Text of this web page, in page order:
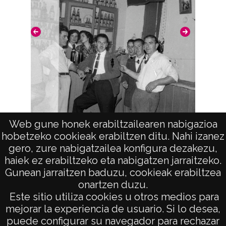
Web gune honek erabiltzailearen nabigazioa
hobetzeko cookieak erabiltzen ditu. Nahi izanez
gero, zure nabigatzailea konfigura dezakezu,
haiek ez erabiltzeko eta nabigatzen jarraitzeko.
Gunean jarraitzen baduzu, cookieak erabiltzea
onartzen duzu.
Este sitio utiliza cookies u otros medios para
mejorar la experiencia de usuario. Si lo desea,
puede configurar su navegador para rechazar
Diputación Foral de Álava el 3 de mazo de
2014 por D. Iñaki López Hermoso y D.ª
Begoña López Hermoso.
Licencia de las imágenes
CC BY-NC-SA 4.0
Retrato de grupo en un bar de Alegría
AVISO LEGAL
POLÍTICA DE PRIVACIDAD
ACCESIBILIDAD